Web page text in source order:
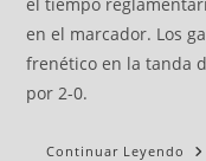
en el marcador. Los
frenético en la tanda
por 2-0.
Continuar Leyendo